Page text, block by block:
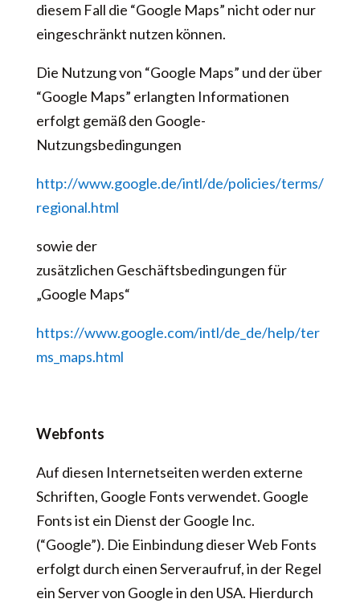
diesem Fall die “Google Maps” nicht oder nur
eingeschränkt nutzen können.
Die Nutzung von “Google Maps” und der über
“Google Maps” erlangten Informationen
erfolgt gemäß den Google-
Nutzungsbedingungen
http://www.google.de/intl/de/policies/terms/
regional.html
sowie der
zusätzlichen Geschäftsbedingungen für
„Google Maps“
https://www.google.com/intl/de_de/help/ter
ms_maps.html
Webfonts
Auf diesen Internetseiten werden externe
Schriften, Google Fonts verwendet. Google
Fonts ist ein Dienst der Google Inc.
(“Google”). Die Einbindung dieser Web Fonts
erfolgt durch einen Serveraufruf, in der Regel
ein Server von Google in den USA. Hierdurch